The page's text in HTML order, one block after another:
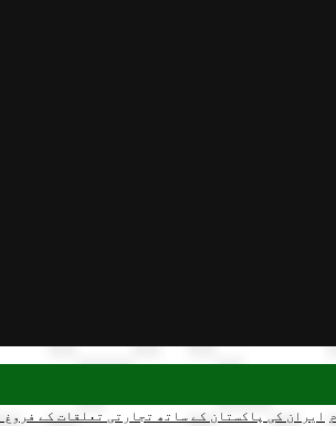
ایران کی پاکستان کے ساتھ تجارتی تعلقات کے